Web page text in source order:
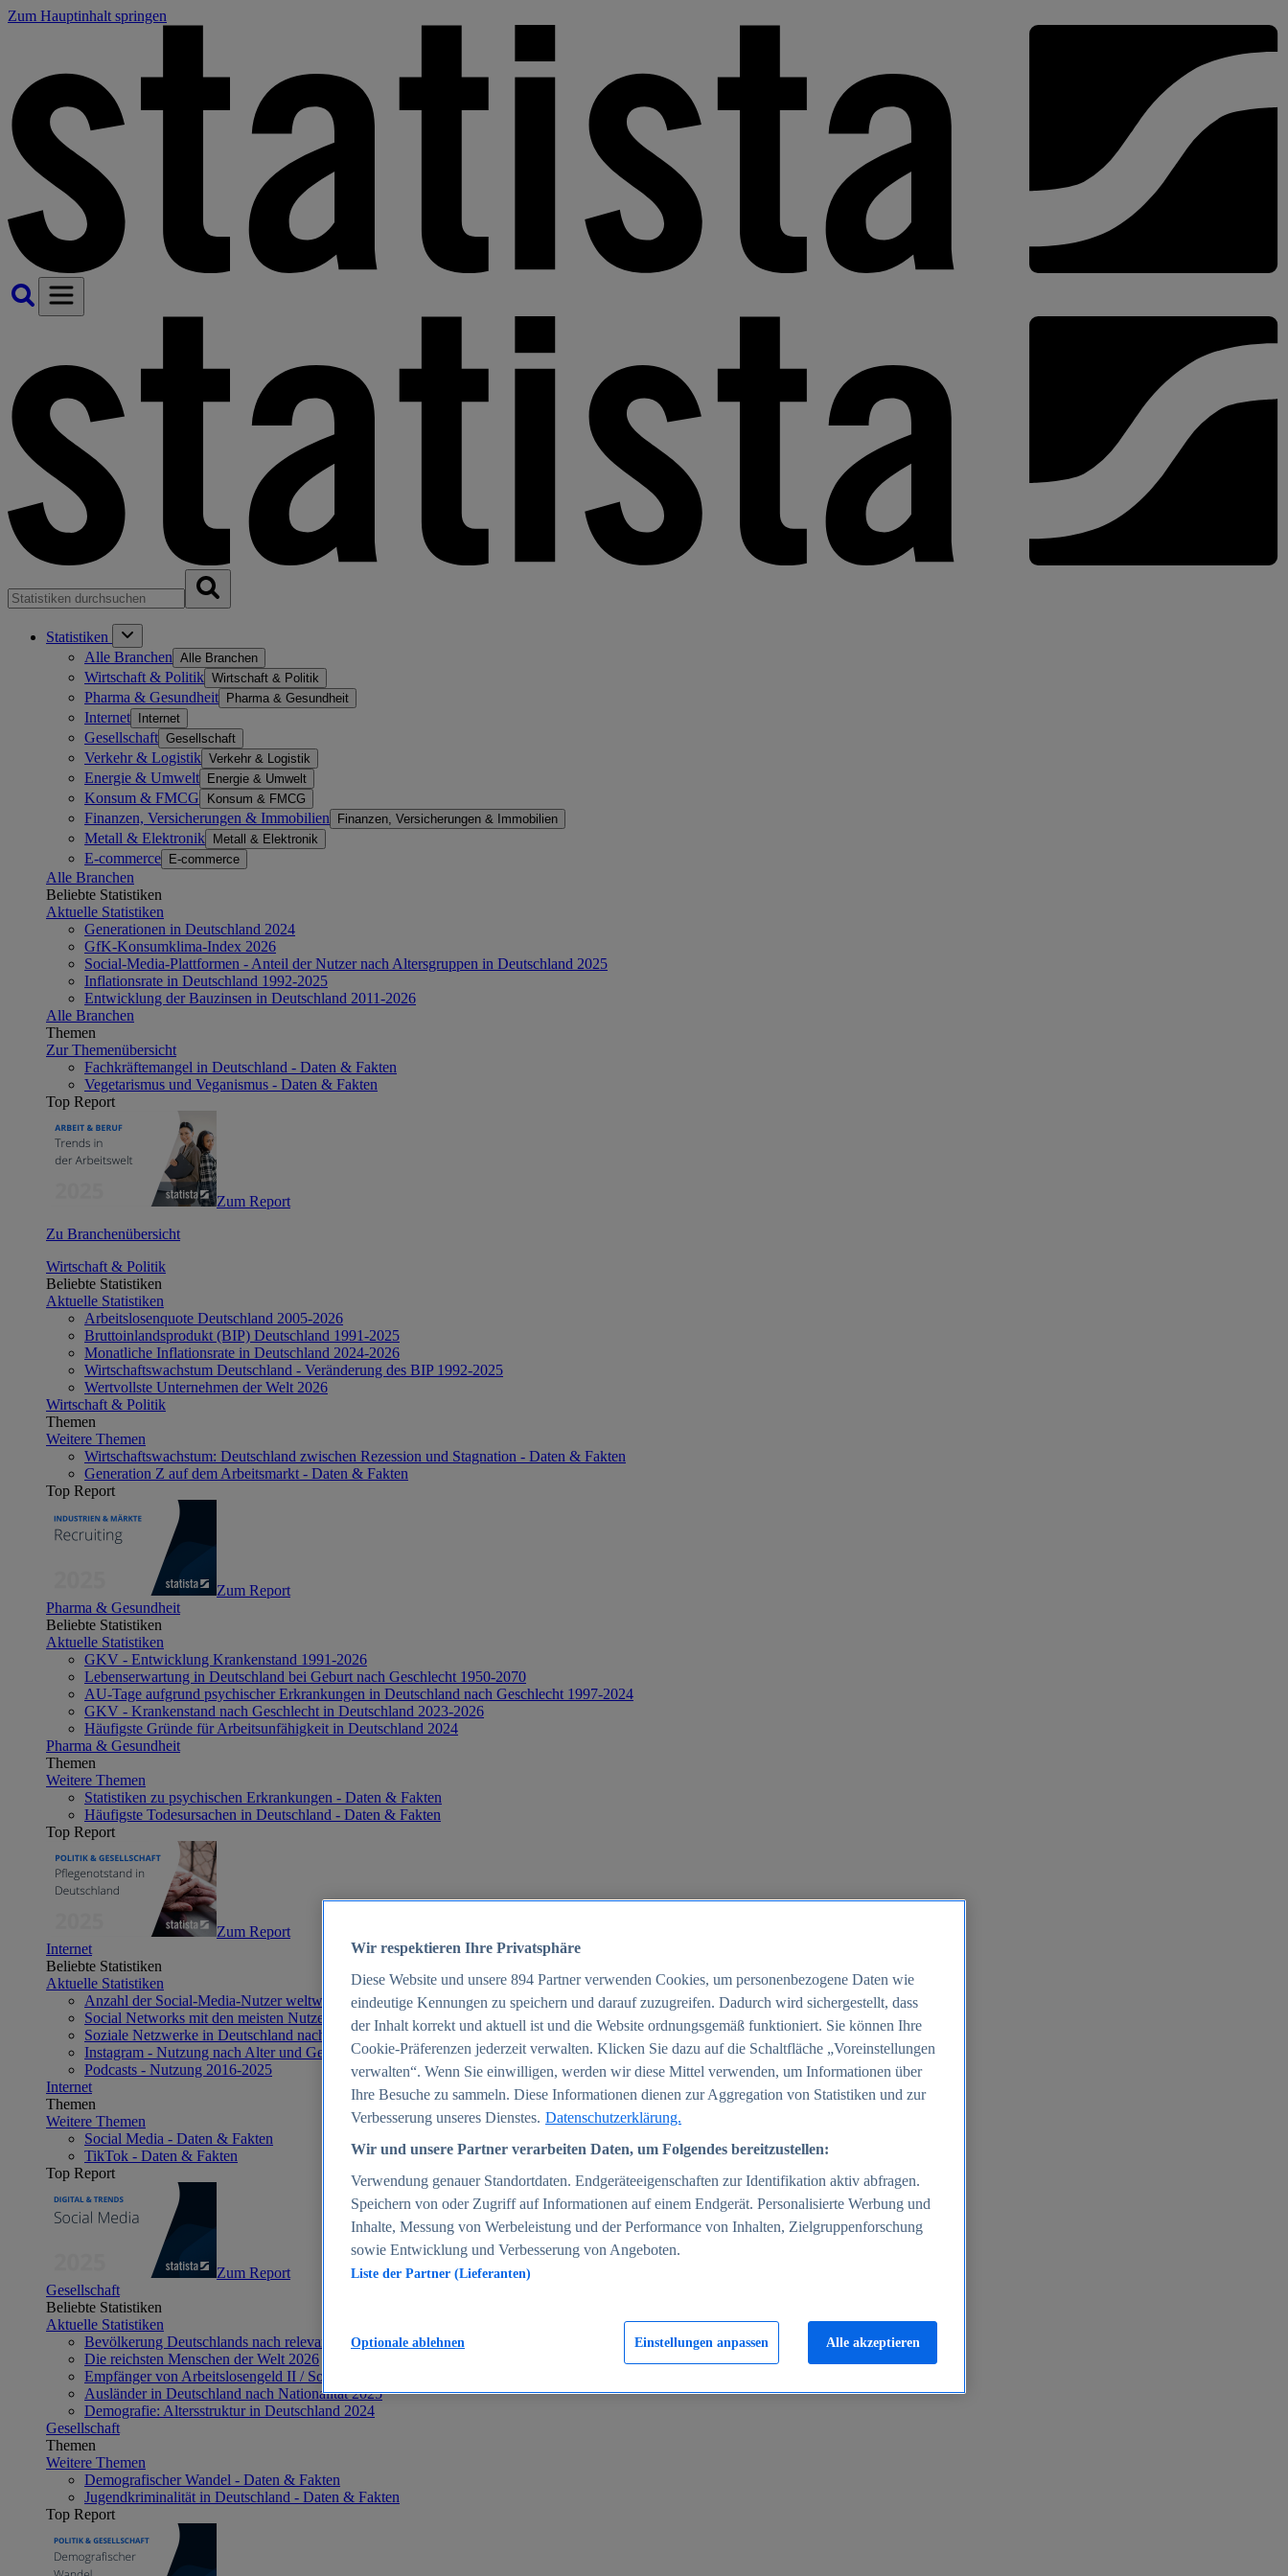
Zum Hauptinhalt springen
Statistiken
Alle Branchen Alle Branchen
Wirtschaft & Politik Wirtschaft & Politik
Pharma & Gesundheit Pharma & Gesundheit
Internet Internet
Gesellschaft Gesellschaft
Verkehr & Logistik Verkehr & Logistik
Energie & Umwelt Energie & Umwelt
Konsum & FMCG Konsum & FMCG
Finanzen, Versicherungen & Immobilien Finanzen, Versicherungen & Immobilien
Metall & Elektronik Metall & Elektronik
E-commerce E-commerce
Alle Branchen
Beliebte Statistiken
Aktuelle Statistiken
Generationen in Deutschland 2024
GfK-Konsumklima-Index 2026
Social-Media-Plattformen - Anteil der Nutzer nach Altersgruppen in Deutschland 2025
Inflationsrate in Deutschland 1992-2025
Entwicklung der Bauzinsen in Deutschland 2011-2026
Alle Branchen
Themen
Zur Themenübersicht
Fachkräftemangel in Deutschland - Daten & Fakten
Vegetarismus und Veganismus - Daten & Fakten
Top Report
Zum Report
Zu Branchenübersicht
Wirtschaft & Politik
Beliebte Statistiken
Aktuelle Statistiken
Arbeitslosenquote Deutschland 2005-2026
Bruttoinlandsprodukt (BIP) Deutschland 1991-2025
Monatliche Inflationsrate in Deutschland 2024-2026
Wirtschaftswachstum Deutschland - Veränderung des BIP 1992-2025
Wertvollste Unternehmen der Welt 2026
Wirtschaft & Politik
Themen
Weitere Themen
Wirtschaftswachstum: Deutschland zwischen Rezession und Stagnation - Daten & Fakten
Generation Z auf dem Arbeitsmarkt - Daten & Fakten
Top Report
Zum Report
Pharma & Gesundheit
Beliebte Statistiken
Aktuelle Statistiken
GKV - Entwicklung Krankenstand 1991-2026
Lebenserwartung in Deutschland bei Geburt nach Geschlecht 1950-2070
AU-Tage aufgrund psychischer Erkrankungen in Deutschland nach Geschlecht 1997-2024
GKV - Krankenstand nach Geschlecht in Deutschland 2023-2026
Häufigste Gründe für Arbeitsunfähigkeit in Deutschland 2024
Pharma & Gesundheit
Themen
Weitere Themen
Statistiken zu psychischen Erkrankungen - Daten & Fakten
Häufigste Todesursachen in Deutschland - Daten & Fakten
Top Report
Zum Report
Internet
Beliebte Statistiken
Aktuelle Statistiken
Anzahl der Social-Media-Nutzer weltweit 2012-2025
Social Networks mit den meisten Nutzern weltweit 2025
Soziale Netzwerke in Deutschland nach Generationen 2025
Instagram - Nutzung nach Alter und Geschlecht in Deutschland 2025
Podcasts - Nutzung 2016-2025
Internet
Themen
Weitere Themen
Social Media - Daten & Fakten
TikTok - Daten & Fakten
Top Report
Zum Report
Gesellschaft
Beliebte Statistiken
Aktuelle Statistiken
Bevölkerung Deutschlands nach relevanten Altersgruppen 2024
Die reichsten Menschen der Welt 2026
Empfänger von Arbeitslosengeld II / Sozialgeld / Bürgergeld in Deutschland 2005-2025
Ausländer in Deutschland nach Nationalität 2025
Demografie: Altersstruktur in Deutschland 2024
Gesellschaft
Themen
Weitere Themen
Demografischer Wandel - Daten & Fakten
Jugendkriminalität in Deutschland - Daten & Fakten
Top Report
Wir respektieren Ihre Privatsphäre
Diese Website und unsere 894 Partner verwenden Cookies, um personenbezogene Daten wie
eindeutige Kennungen zu speichern und darauf zuzugreifen. Dadurch wird sichergestellt, dass
der Inhalt korrekt und aktuell ist und die Website ordnungsgemäß funktioniert. Sie können Ihre
Cookie-Präferenzen jederzeit verwalten. Klicken Sie dazu auf die Schaltfläche „Voreinstellungen
verwalten“. Wenn Sie einwilligen, werden wir diese Mittel verwenden, um Informationen über
Ihre Besuche zu sammeln. Diese Informationen dienen zur Aggregation von Statistiken und zur
Verbesserung unseres Dienstes. Datenschutzerklärung.
Wir und unsere Partner verarbeiten Daten, um Folgendes bereitzustellen:
Verwendung genauer Standortdaten. Endgeräteeigenschaften zur Identifikation aktiv abfragen.
Speichern von oder Zugriff auf Informationen auf einem Endgerät. Personalisierte Werbung und
Inhalte, Messung von Werbeleistung und der Performance von Inhalten, Zielgruppenforschung
sowie Entwicklung und Verbesserung von Angeboten.
Liste der Partner (Lieferanten)
Einstellungen anpassen
Optionale ablehnen Alle akzeptieren